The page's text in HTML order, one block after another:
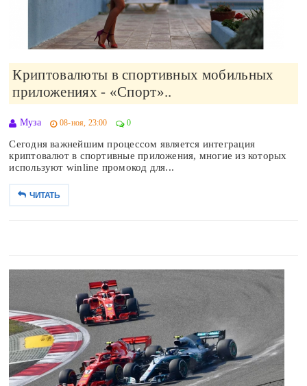
Криптовалюты в спортивных мобильных
приложениях - «Спорт»..
Муза 08-ноя, 23:00 0
Сегодня важнейшим процессом является интеграция
криптовалют в спортивные приложения, многие из которых
используют winline промокод для...
ЧИТАТЬ